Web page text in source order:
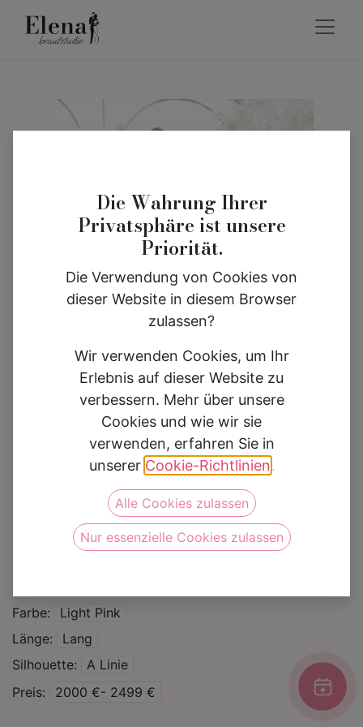
Brautkleid COA20161
Auf die Wunschliste
Farbe
Light Pink
Länge
Lang
Silhouette
A Linie
Preis
2000 €- 2499 €
Die Wahrung Ihrer
Privatsphäre ist unsere
Priorität.
Die Verwendung von Cookies von
dieser Website in diesem Browser
zulassen?
Wir verwenden Cookies, um Ihr
Erlebnis auf dieser Website zu
verbessern. Mehr über unsere
Cookies und wie wir sie
verwenden, erfahren Sie in
unserer Cookie-Richtlinien.
Alle Cookies zulassen
Nur essenzielle Cookies zulassen